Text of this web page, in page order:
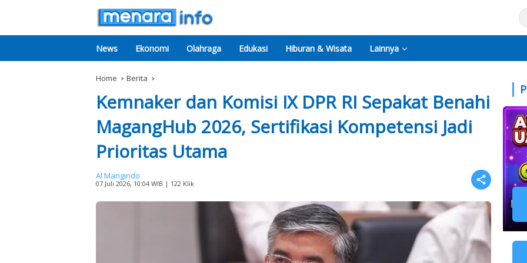
News Ekonomi Olahraga Edukasi Hiburan & Wisata Lainnya
Home Berita
Kemnaker dan Komisi IX DPR RI Sepakat Benahi
MagangHub 2026, Sertifikasi Kompetensi Jadi
Prioritas Utama
Al Mangindo
07 Juli 2026, 10:04 WIB | 122 Klik